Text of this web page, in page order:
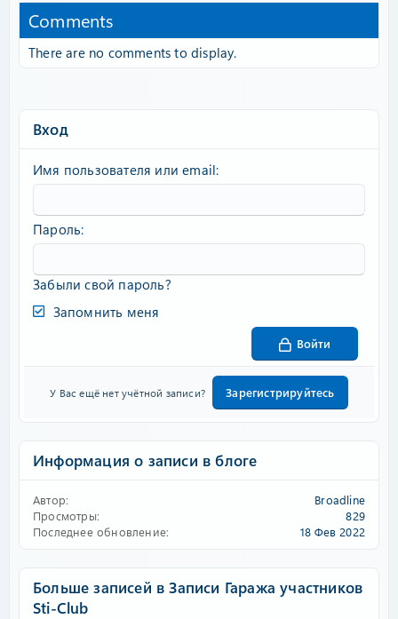
Comments
There are no comments to display.
Вход
Имя пользователя или email
Пароль
Забыли свой пароль?
Запомнить меня
Войти
У Вас ещё нет учётной записи? Зарегистрируйтесь
Информация о записи в блоге
Автор
Broadline
Просмотры
829
Последнее обновление
18 Фев 2022
Больше записей в Записи Гаража участников
Sti-Club